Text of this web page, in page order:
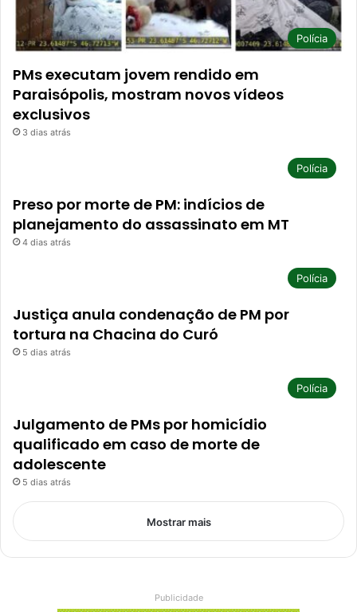
Polícia
PMs executam jovem rendido em
Paraisópolis, mostram novos vídeos
exclusivos
3 dias atrás
Polícia
Preso por morte de PM: indícios de
planejamento do assassinato em MT
4 dias atrás
Polícia
Justiça anula condenação de PM por
tortura na Chacina do Curó
5 dias atrás
Polícia
Julgamento de PMs por homicídio
qualificado em caso de morte de
adolescente
5 dias atrás
Mostrar mais
Publicidade